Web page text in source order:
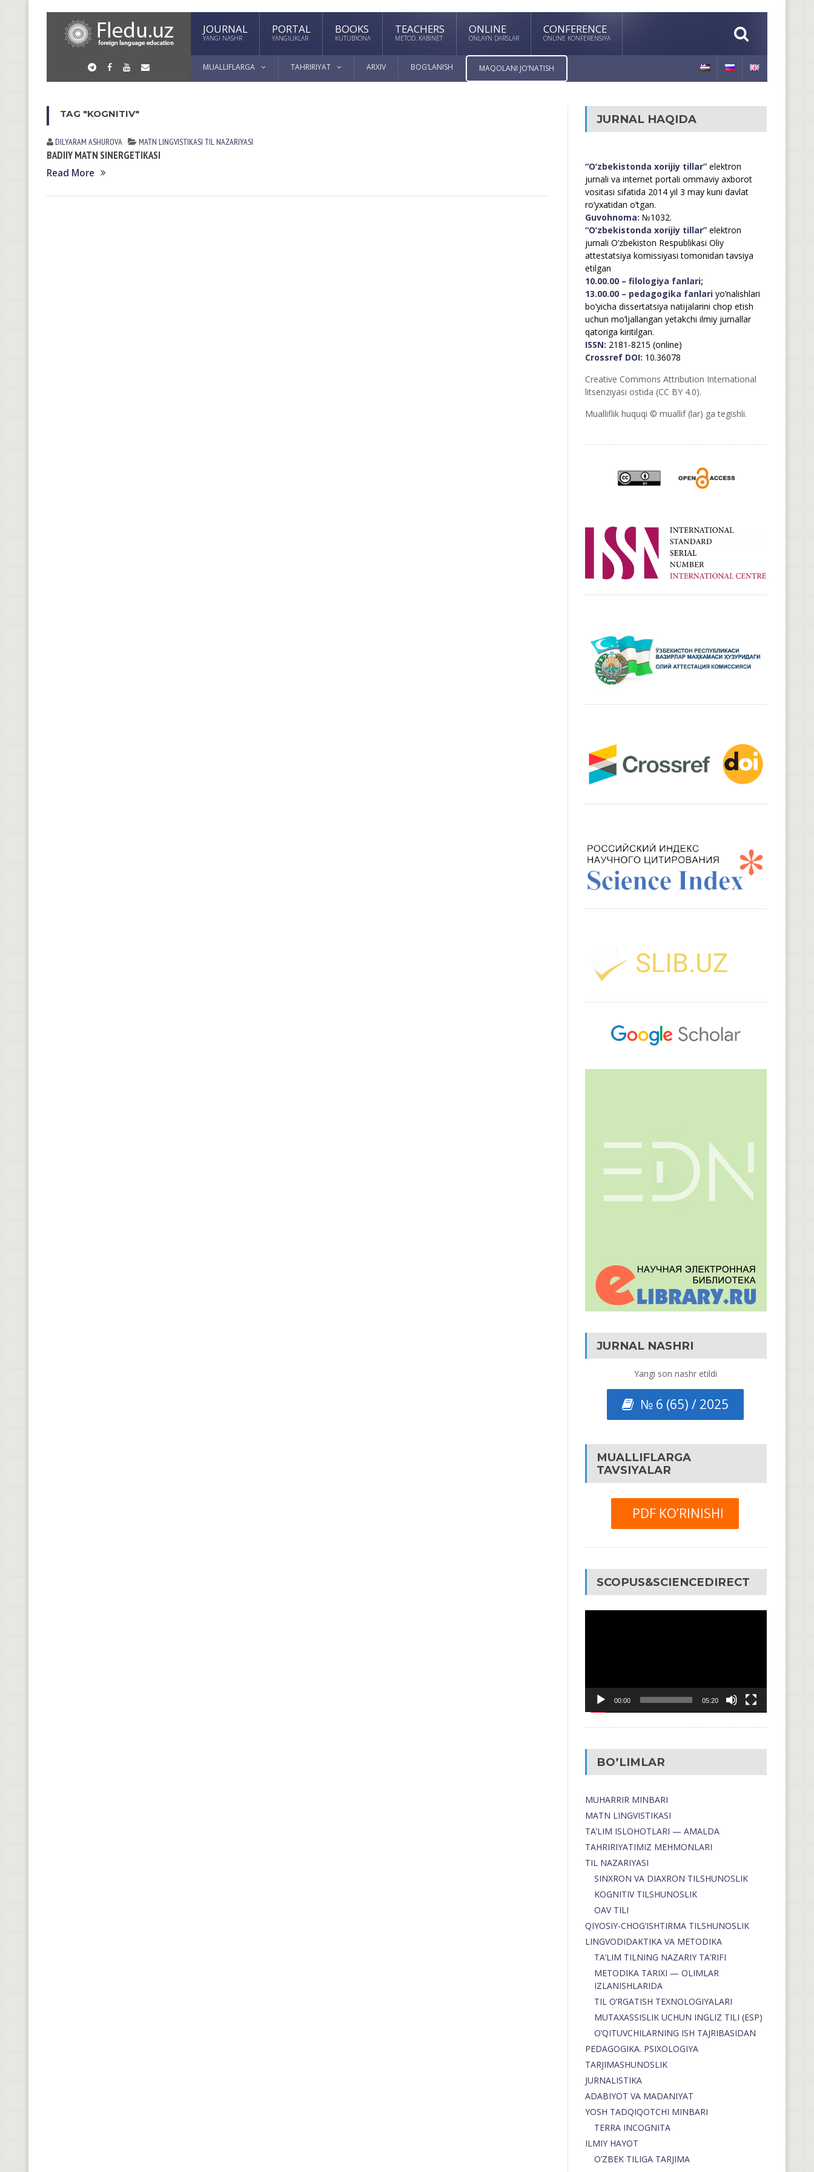
JOURNAL
YANGI NASHR
PORTAL
YANGILIKLAR
BOOKS
KUTUBXONA
TEACHERS
METOD. KABINET
ONLINE
ONLAYN DARSLAR
CONFERENCE
ONLINE KONFERENSIYA
MUALLIFLARGA TAHRIRIYAT ARXIV BOG’LANISH MAQOLANI JO’NATISH
TAG "KOGNITIV"
DILYARAM АSHUROVА MATN LINGVISTIKASI TIL NАZАRIYASI
BADIIY MATN SINERGETIKASI
Read More
JURNAL HAQIDA
“O’zbekistonda xorijiy tillar”elektron
jurnali va internet portali ommaviy axborot
vositasi sifatida 2014 yil 3 may kuni davlat
ro’yxatidan o’tgan.
Guvohnoma: №1032.
“O’zbekistonda xorijiy tillar”elektron
jurnali O’zbekiston Respublikasi Oliy
attestatsiya komissiyasi tomonidan tavsiya
etilgan
10.00.00 – filologiya fanlari;
13.00.00 – pedagogika fanlariyo’nalishlari
bo’yicha dissertatsiya natijalarini chop etish
uchun mo’ljallangan yetakchi ilmiy jurnallar
qatoriga kiritilgan.
ISSN: 2181-8215 (online)
Crossref DOI: 10.36078
Creative Commons Attribution International
litsenziyasi ostida (CC BY 4.0).
Mualliflik huquqi © muallif (lar) ga tegishli.
JURNAL NASHRI
Yangi son nashr etildi
№ 6 (65) / 2025
MUALLIFLARGA
TAVSIYALAR
PDF KO’RINISHI
SCOPUS&SCIENCEDIRECT
00:00 05:20
BO’LIMLAR
MUHARRIR MINBARI
MATN LINGVISTIKASI
TA’LIM ISLOHOTLARI — AMALDA
TAHRIRIYATIMIZ MEHMONLARI
TIL NAZARIYASI
SINXRON VA DIAXRON TILSHUNOSLIK
KOGNITIV TILSHUNOSLIK
OAV TILI
QIYOSIY-CHOG‘ISHTIRMA TILSHUNOSLIK
LINGVODIDAKTIKA VA METODIKA
TA’LIM TILNING NAZARIY TA’RIFI
METODIKA TARIXI — OLIMLAR
IZLANISHLARIDA
TIL O’RGATISH TEXNOLOGIYALARI
MUTAXASSISLIK UCHUN INGLIZ TILI (ESP)
O’QITUVCHILARNING ISH TAJRIBASIDAN
PEDAGOGIKA. PSIXOLOGIYA
TARJIMASHUNOSLIK
JURNALISTIKA
ADABIYOT VA MADANIYAT
YOSH TADQIQOTCHI MINBARI
TERRA INCOGNITA
ILMIY HAYOT
O’ZBEK TILIGA TARJIMA